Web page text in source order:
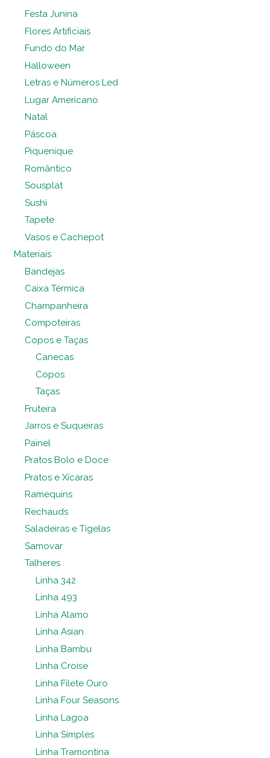
Festa Junina
Flores Artificiais
Fundo do Mar
Halloween
Letras e Números Led
Lugar Americano
Natal
Páscoa
Piquenique
Romântico
Sousplat
Sushi
Tapete
Vasos e Cachepot
Materiais
Bandejas
Caixa Térmica
Champanheira
Compoteiras
Copos e Taças
Canecas
Copos
Taças
Fruteira
Jarros e Suqueiras
Painel
Pratos Bolo e Doce
Pratos e Xícaras
Ramequins
Rechauds
Saladeiras e Tigelas
Samovar
Talheres
Linha 342
Linha 493
Linha Alamo
Linha Asian
Linha Bambu
Linha Croise
Linha Filete Ouro
Linha Four Seasons
Linha Lagoa
Linha Simples
Linha Tramontina